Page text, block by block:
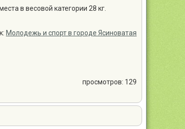
в весовой категории 28 кг.
Молодежь и спорт в городе Ясиноватая
просмотров: 129